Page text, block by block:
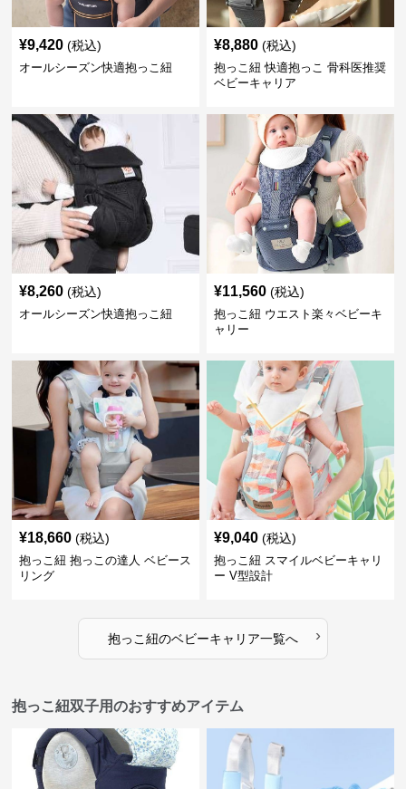
¥9,420 (税込)
オールシーズン快適抱っこ紐
¥8,880 (税込)
抱っこ紐 快適抱っこ 骨科医推奨
ベビーキャリア
¥8,260 (税込)
オールシーズン快適抱っこ紐
¥11,560 (税込)
抱っこ紐 ウエスト楽々ベビーキ
ャリー
¥18,660 (税込)
抱っこ紐 抱っこの達人 ベビース
リング
¥9,040 (税込)
抱っこ紐 スマイルベビーキャリ
ー V型設計
抱っこ紐のベビーキャリア一覧へ ›
抱っこ紐双子用のおすすめアイテム